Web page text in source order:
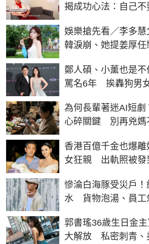
揭成功心法：自己不
娛樂搶先看／李多慧
韓淚崩、她提姜厚任
鄭人碩、小薰也是
罵名6年 挨轟狗男
為何長輩著迷AI短劇
心碎關鍵 別再兇媽
香港百億千金也爆
女狂親 出軌照被發
慘淪白海豚受災戶
水 貨物泡湯、員工
郭書瑤36歲生日金
大解放 私密刺青、